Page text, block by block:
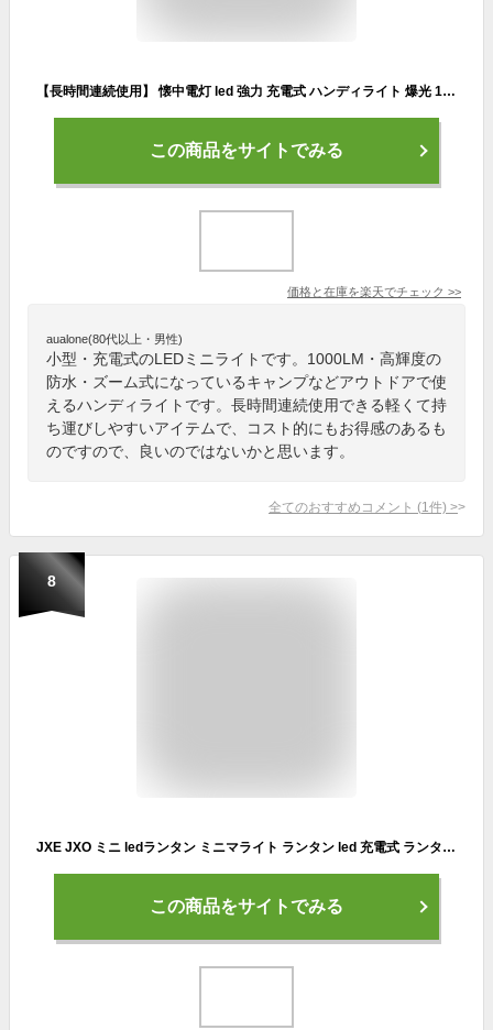
【長時間連続使用】 懐中電灯 led 強力 充電式 ハンディライト 爆光 1000LM 小型 高輝度 ledライト ミニライト ズーム式 ハンディ 軽量 軍用 小型 防水 明るい 防災 登山 夜釣り用 キャンプ アウトドア 地震 停電 対策
この商品をサイトでみる
価格と在庫を楽天でチェック >>
aualone(80代以上・男性)
小型・充電式のLEDミニライトです。1000LM・高輝度の
防水・ズーム式になっているキャンプなどアウトドアで使
えるハンディライトです。長時間連続使用できる軽くて持
ち運びしやすいアイテムで、コスト的にもお得感のあるも
のですので、良いのではないかと思います。
全てのおすすめコメント (1 件) >
8
JXE JXO ミニ ledランタン ミニマライト ランタン led 充電式 ランタン led 充電式ランキング 懐中電灯 モバイルバッテリー キャンプライト アウトドア キャンプ用品 PSE認定済（ブラック）
この商品をサイトでみる